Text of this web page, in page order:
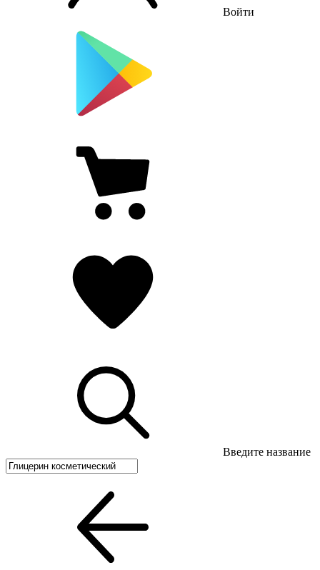
Войти
Введите название